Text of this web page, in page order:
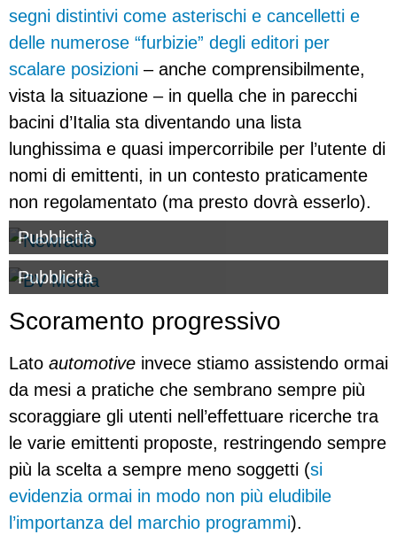
segni distintivi come asterischi e cancelletti e
delle numerose “furbizie” degli editori per
scalare posizioni – anche comprensibilmente,
vista la situazione – in quella che in parecchi
bacini d’Italia sta diventando una lista
lunghissima e quasi impercorribile per l’utente di
nomi di emittenti, in un contesto praticamente
non regolamentato (ma presto dovrà esserlo).
Pubblicità
Pubblicità
Scoramento progressivo
Lato automotive invece stiamo assistendo ormai
da mesi a pratiche che sembrano sempre più
scoraggiare gli utenti nell’effettuare ricerche tra
le varie emittenti proposte, restringendo sempre
più la scelta a sempre meno soggetti (si
evidenzia ormai in modo non più eludibile
l’importanza del marchio programmi).